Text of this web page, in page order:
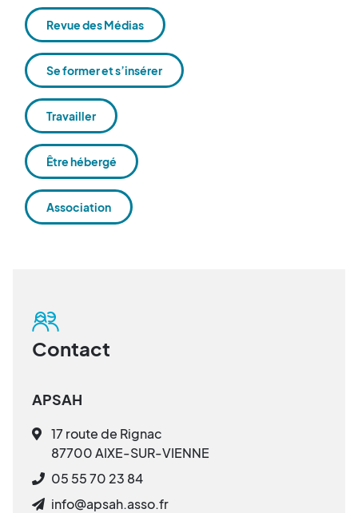
Revue des Médias
Se former et s’insérer
Travailler
Être hébergé
Association
Contact
APSAH
17 route de Rignac
87700 AIXE-SUR-VIENNE
05 55 70 23 84
info@apsah.asso.fr